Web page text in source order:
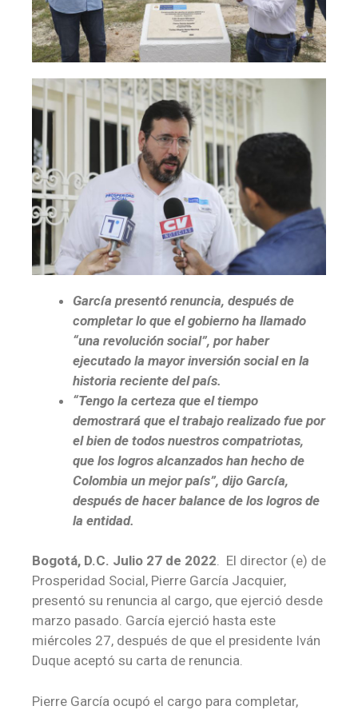
García presentó renuncia, después de
completar lo que el gobierno ha llamado
“una revolución social”, por haber
ejecutado la mayor inversión social en la
historia reciente del país.
“Tengo la certeza que el tiempo
demostrará que el trabajo realizado fue por
el bien de todos nuestros compatriotas,
que los logros alcanzados han hecho de
Colombia un mejor país”, dijo García,
después de hacer balance de los logros de
la entidad.
Bogotá, D.C. Julio 27 de 2022. El director (e) de
Prosperidad Social, Pierre García Jacquier,
presentó su renuncia al cargo, que ejerció desde
marzo pasado. García ejerció hasta este
miércoles 27, después de que el presidente Iván
Duque aceptó su carta de renuncia.
Pierre García ocupó el cargo para completar,